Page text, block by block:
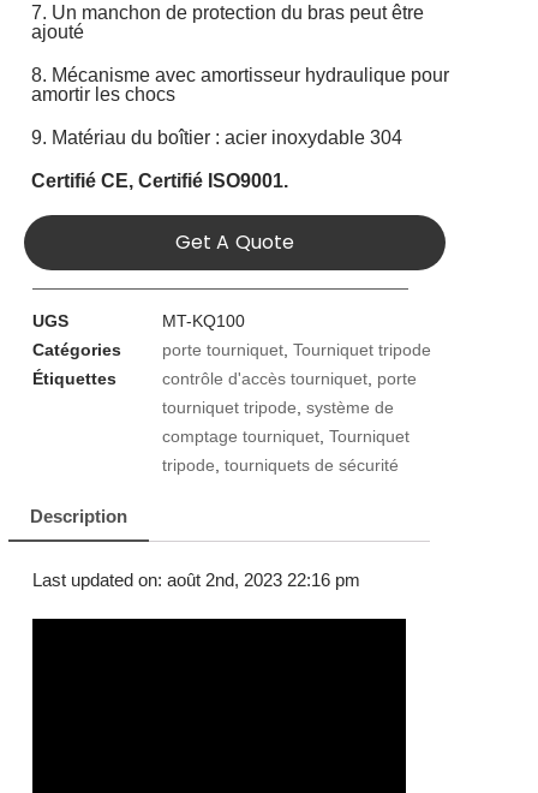
7. Un manchon de protection du bras peut être
ajouté
8. Mécanisme avec amortisseur hydraulique pour
amortir les chocs
9. Matériau du boîtier : acier inoxydable 304
Certifié CE, Certifié ISO9001.
Get A Quote
UGS
MT-KQ100
Catégories
porte tourniquet Tourniquet tripode
Étiquettes
contrôle d'accès tourniquet porte
tourniquet tripode système de
comptage tourniquet Tourniquet
tripode tourniquets de sécurité
Description
Last updated on: août 2nd, 2023 22:16 pm